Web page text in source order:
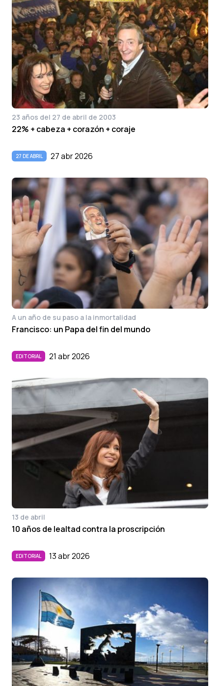
23 años del 27 de abril de 2003
22% + cabeza + corazón + coraje
27 DE ABRIL 27 abr 2026
A un año de su paso a la inmortalidad
Francisco: un Papa del fin del mundo
EDITORIAL 21 abr 2026
13 de abril
10 años de lealtad contra la proscripción
EDITORIAL 13 abr 2026